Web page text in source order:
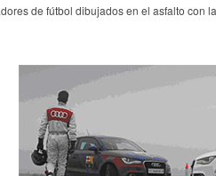
de fútbol dibujados en el asfalto con